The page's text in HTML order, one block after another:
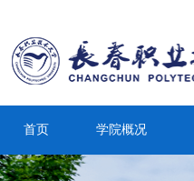
首页 学院概况